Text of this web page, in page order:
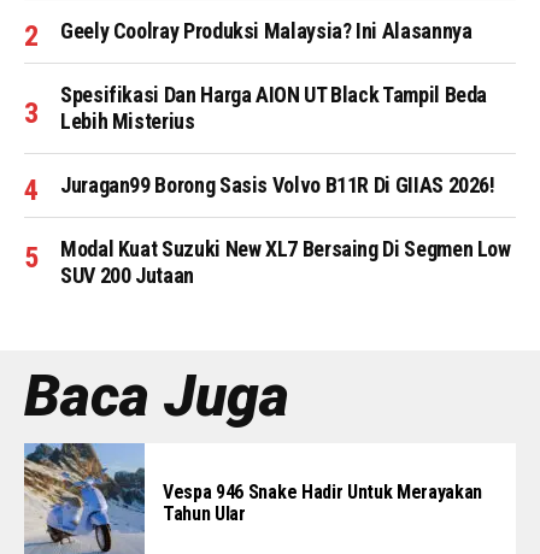
Geely Coolray Produksi Malaysia? Ini Alasannya
Spesifikasi Dan Harga AION UT Black Tampil Beda
Lebih Misterius
Juragan99 Borong Sasis Volvo B11R Di GIIAS 2026!
Modal Kuat Suzuki New XL7 Bersaing Di Segmen Low
SUV 200 Jutaan
Baca Juga
Vespa 946 Snake Hadir Untuk Merayakan
Tahun Ular